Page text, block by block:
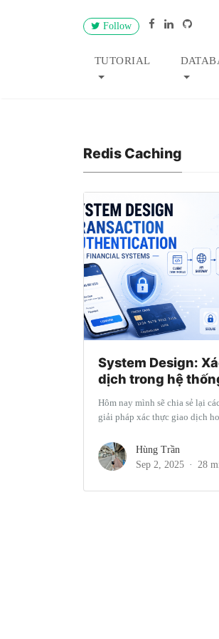
Follow
TUTORIAL
Redis Caching
System Design:
dịch trong hệ
Hôm nay mình sẽ chia sẻ lại
giải pháp xác thực giao dịch
Hùng Trần
Sep 2, 2025
28